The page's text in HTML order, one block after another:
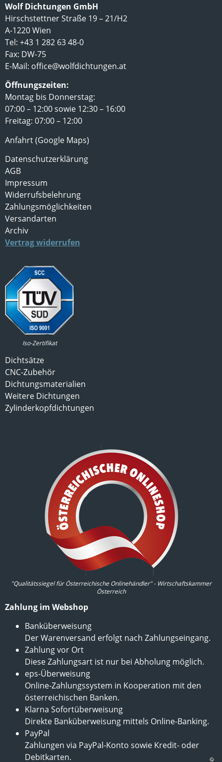
Wolf Dichtungen GmbH
Hirschstettner Straße 19 – 21/H2
A-1220 Wien
Tel: +43 1 282 63 48-0
Fax: DW-75
E-Mail: office@wolfdichtungen.at
Öffnungszeiten:
Montag bis Donnerstag:
07:00 – 12:00 sowie 12:30 – 16:00
Freitag: 07:00 – 12:00
Anfahrt (Google Maps)
Datenschutzerklärung
AGB
Impressum
Widerrufsbelehrung
Zahlungsmöglichkeiten
Versandarten
Archiv
Vertrag widerrufen
Iso-Zertifikat
Dichtsätze
CNC-Zubehör
Dichtungsmaterialien
Weitere Dichtungen
Zylinderkopfdichtungen
"Qualitätssiegel für Österreichische Onlinehändler" - Wirtschaftskammer
Österreich
Zahlung im Webshop
Banküberweisung
Der Warenversand erfolgt nach Zahlungseingang.
Zahlung vor Ort
Diese Zahlungsart ist nur bei Abholung möglich.
eps-Überweisung
Online-Zahlungssystem in Kooperation mit den
österreichischen Banken.
Klarna Sofortüberweisung
Direkte Banküberweisung mittels Online-Banking.
PayPal
Zahlungen via PayPal-Konto sowie Kredit- oder
Debitkarten.